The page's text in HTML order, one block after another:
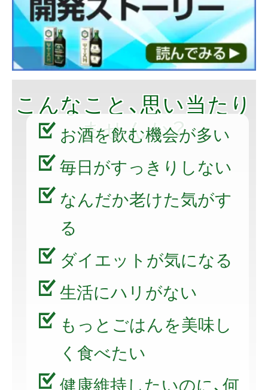
こんなこと、思い当たり
ませんか？
お酒を飲む機会が多い
毎日がすっきりしない
なんだか老けた気がす
る
ダイエットが気になる
生活にハリがない
もっとごはんを美味し
く食べたい
健康維持したいのに、何